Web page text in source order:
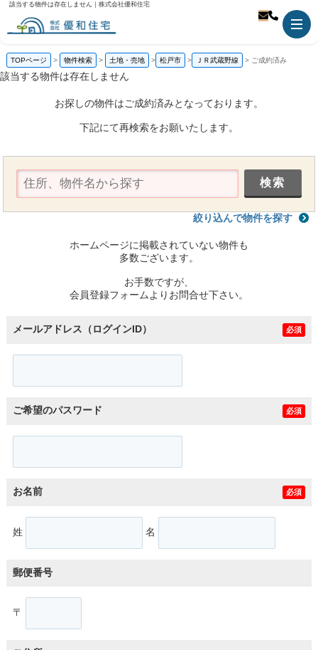
該当する物件は存在しません｜株式会社優和住宅
TOPページ 物件検索 土地・売地 松戸市 ＪＲ武蔵野線 ご成約済み
該当する物件は存在しません
お探しの物件はご成約済みとなっております。
下記にて再検索をお願いたします。
絞り込んで物件を探す
ホームページに掲載されていない物件も
多数ございます。
お手数ですが、
会員登録フォームよりお問合せ下さい。
メールアドレス（ログインID） 必須
ご希望のパスワード 必須
お名前 必須
姓 名
郵便番号
〒